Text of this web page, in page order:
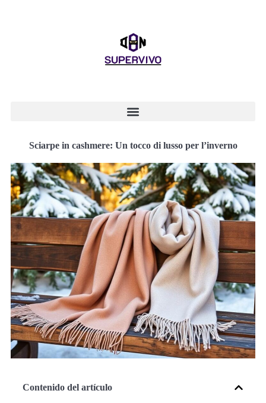
Sciarpe in cashmere: Un tocco di lusso per l’inverno
Contenido del artículo